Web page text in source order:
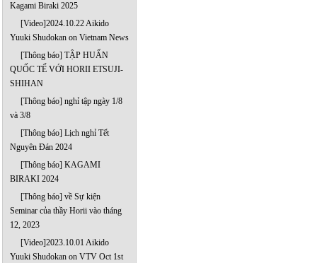
Kagami Biraki 2025
[Video]2024.10.22 Aikido
Yuuki Shudokan on Vietnam News
[Thông báo] TẬP HUẤN
QUỐC TẾ VỚI HORII ETSUJI-
SHIHAN
[Thông báo] nghỉ tập ngày 1/8
và 3/8
[Thông báo] Lịch nghỉ Tết
Nguyên Đán 2024
[Thông báo] KAGAMI
BIRAKI 2024
[Thông báo] về Sự kiện
Seminar của thầy Horii vào tháng
12, 2023
[Video]2023.10.01 Aikido
Yuuki Shudokan on VTV Oct 1st